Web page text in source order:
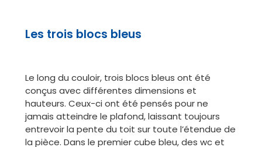
Les trois blocs bleus
Le long du couloir, trois blocs bleus ont été
conçus avec différentes dimensions et
hauteurs. Ceux-ci ont été pensés pour ne
jamais atteindre le plafond, laissant toujours
entrevoir la pente du toit sur toute l’étendue de
la pièce. Dans le premier cube bleu, des wc et